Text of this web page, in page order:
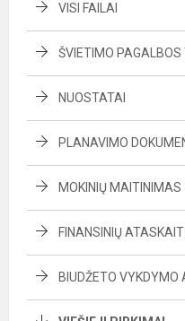
VISI FAILAI
ŠVIETIMO PAGALBOS
NUOSTATAI
PLANAVIMO
MOKINIŲ MAITINIMAS
FINANSINIŲ
BIUDŽETO VYKDYMO